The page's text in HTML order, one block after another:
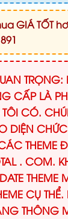
GIÁ TỐT
CẤP LÀ
CÓ.
DIỆN
THEME
. COM.
CỤ
THÔNG